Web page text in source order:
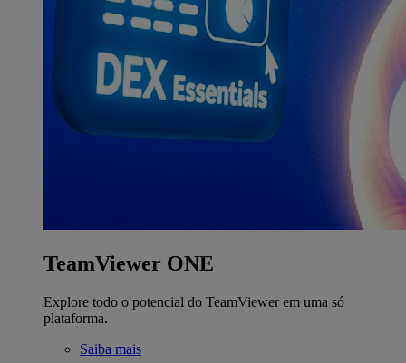
TeamViewer ONE
Explore todo o potencial do TeamViewer em uma só
plataforma.
Saiba mais